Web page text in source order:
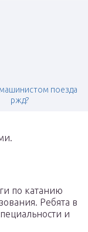
машинистом поезда
ржд?
по катанию
Ребята в
и